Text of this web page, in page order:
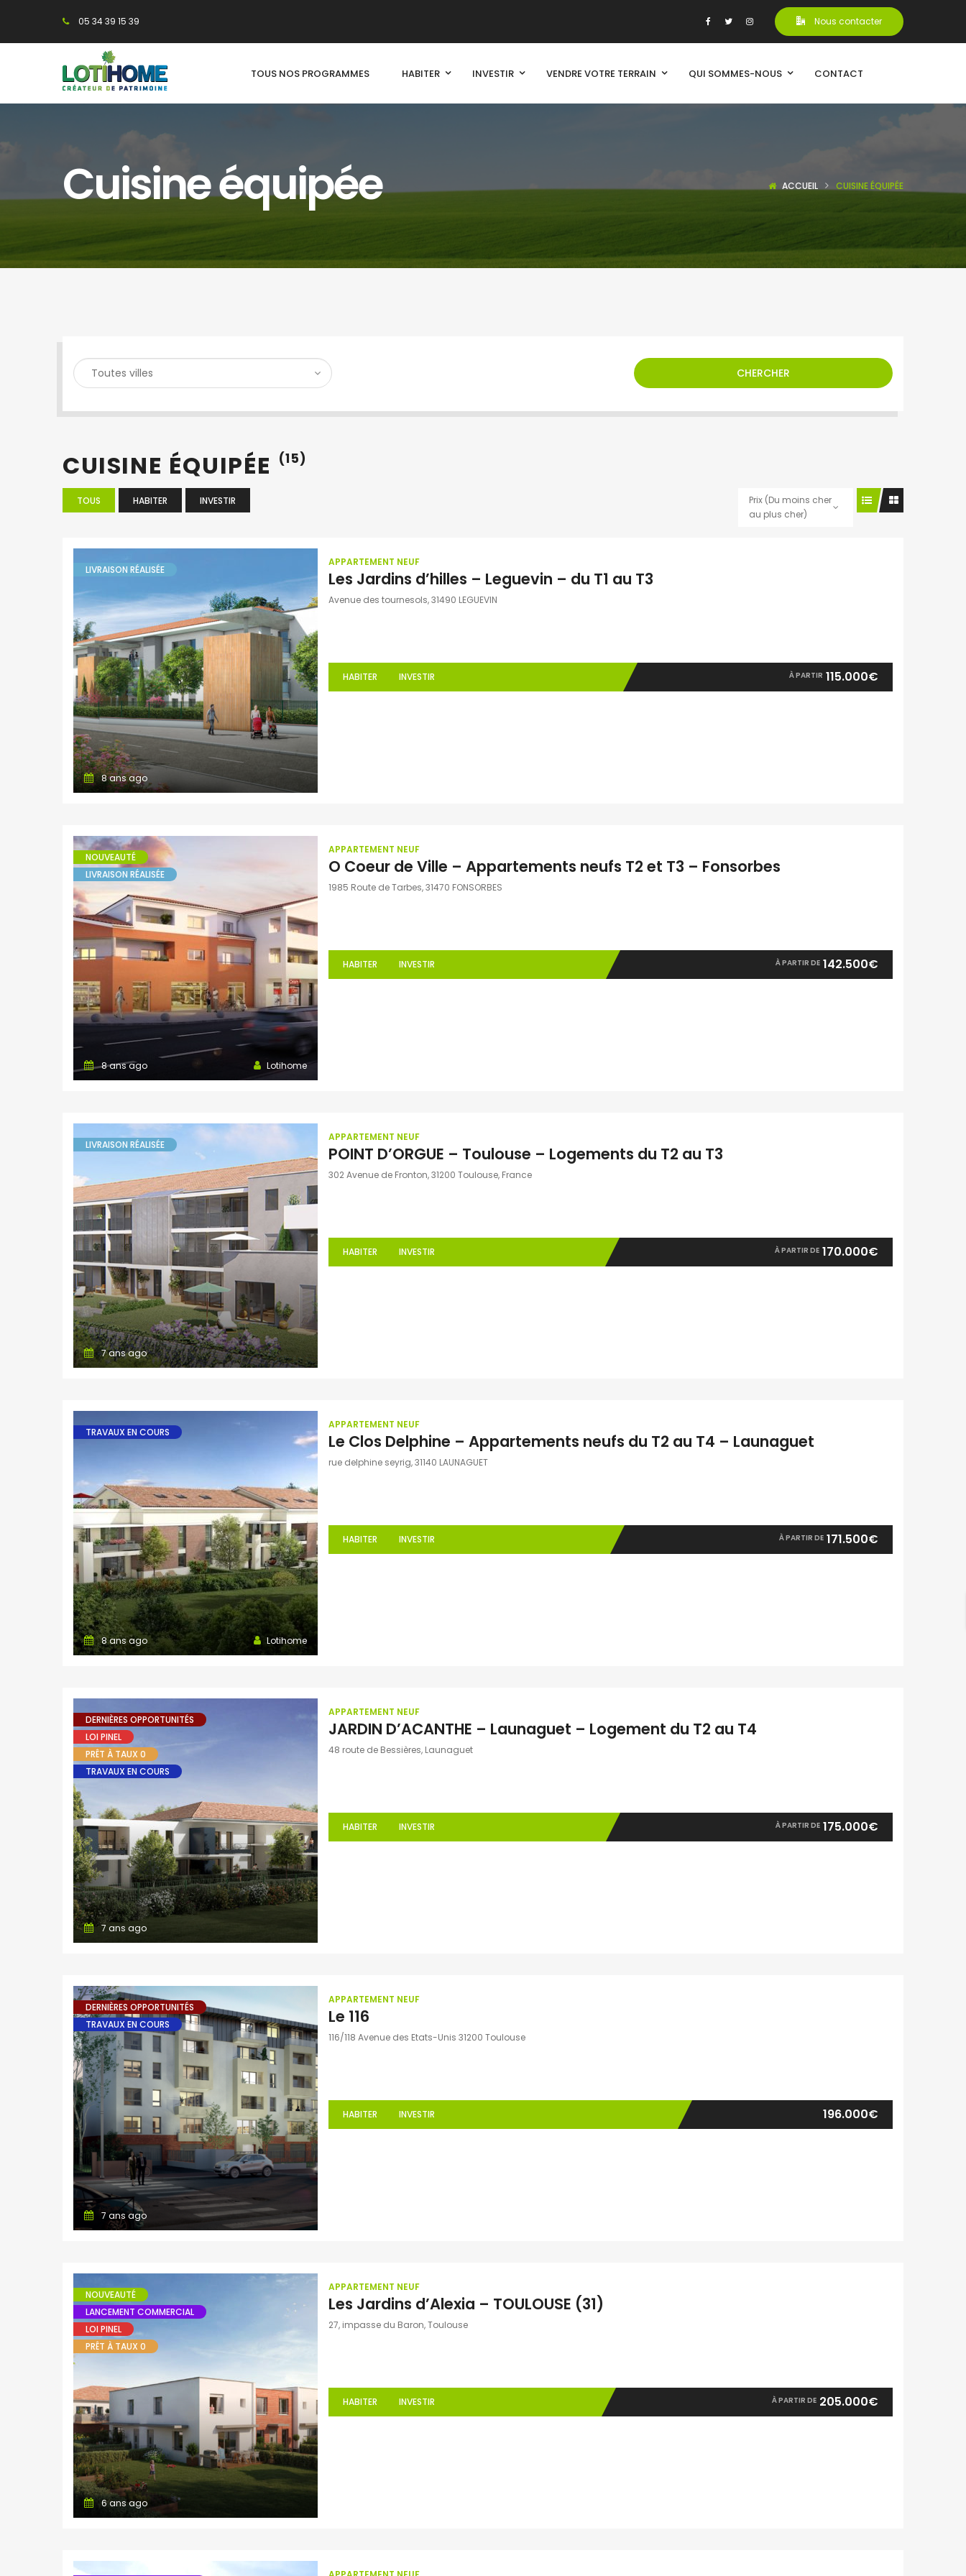
05 34 39 15 39 Nous contacter
TOUS NOS PROGRAMMES HABITER INVESTIR VENDRE VOTRE TERRAIN QUI SOMMES-NOUS CONTACT
Cuisine équipée ACCUEIL CUISINE ÉQUIPÉE
RECHERCHER UN BIEN CHERCHER
CUISINE ÉQUIPÉE (15)
TOUS HABITER INVESTIR
Prix (Du moins cher
au plus cher)
LIVRAISON RÉALISÉE
8 ans ago
APPARTEMENT NEUF
Les Jardins d’hilles – Leguevin – du T1 au T3
Avenue des tournesols, 31490 LEGUEVIN
HABITER INVESTIR À PARTIR 115.000€
NOUVEAUTÉ
LIVRAISON RÉALISÉE
8 ans ago Lotihome
APPARTEMENT NEUF
O Coeur de Ville – Appartements neufs T2 et T3 – Fonsorbes
1985 Route de Tarbes, 31470 FONSORBES
HABITER INVESTIR À PARTIR DE 142.500€
LIVRAISON RÉALISÉE
7 ans ago
APPARTEMENT NEUF
POINT D’ORGUE – Toulouse – Logements du T2 au T3
302 Avenue de Fronton, 31200 Toulouse, France
HABITER INVESTIR À PARTIR DE 170.000€
TRAVAUX EN COURS
8 ans ago Lotihome
APPARTEMENT NEUF
Le Clos Delphine – Appartements neufs du T2 au T4 – Launaguet
rue delphine seyrig, 31140 LAUNAGUET
HABITER INVESTIR À PARTIR DE 171.500€
DERNIÈRES OPPORTUNITÉS
LOI PINEL
PRÊT À TAUX 0
TRAVAUX EN COURS
7 ans ago
APPARTEMENT NEUF
JARDIN D’ACANTHE – Launaguet – Logement du T2 au T4
48 route de Bessières, Launaguet
HABITER INVESTIR À PARTIR DE 175.000€
DERNIÈRES OPPORTUNITÉS
TRAVAUX EN COURS
7 ans ago
APPARTEMENT NEUF
Le 116
116/118 Avenue des Etats-Unis 31200 Toulouse
HABITER INVESTIR 196.000€
NOUVEAUTÉ
LANCEMENT COMMERCIAL
LOI PINEL
PRÊT À TAUX 0
6 ans ago
APPARTEMENT NEUF
Les Jardins d’Alexia – TOULOUSE (31)
27, impasse du Baron, Toulouse
HABITER INVESTIR À PARTIR DE 205.000€